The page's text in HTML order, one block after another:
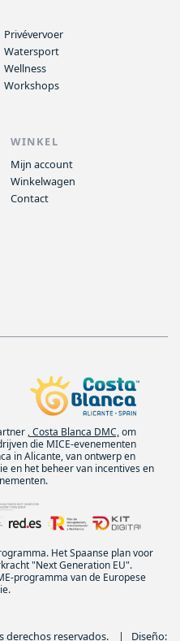
Privévervoer
Watersport
Wellness
Workshops
WINKEL
Mijn account
Winkelwagen
Contact
, Costa Blanca DMC,om
die MICE-evenementen
in Alicante, van ontwerp en
en het beheer van incentives en
Het Spaanse plan voor
"Next Generation EU".
programma van de Europese
derechos reservados. | Diseño: